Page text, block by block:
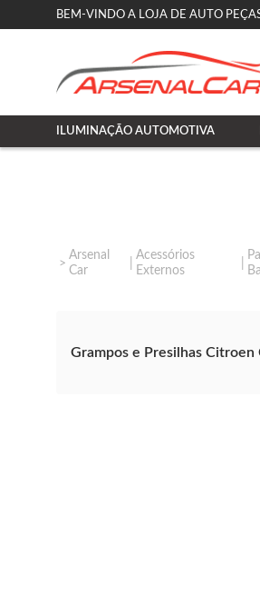
BEM-VINDO A LOJA DE AUTO
ILUMINAÇÃO AUTOMOTIVA
Arsenal
Car
Acessórios
Externos
Grampos e Presilhas Citroen